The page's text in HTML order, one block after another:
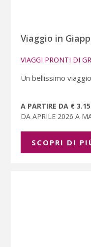
Viaggio in
VIAGGI PRONTI DI
Un bellissimo
A PARTIRE DA €
DA APRILE 2026 A
SCOPRI DI